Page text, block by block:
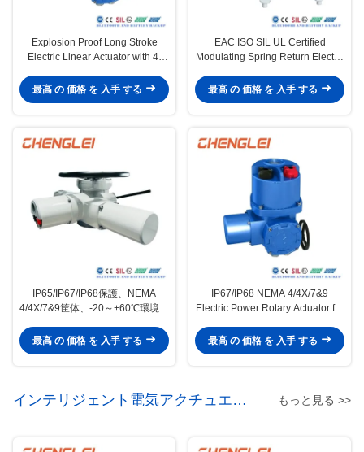
Explosion Proof Long Stroke
Electric Linear Actuator with 4-
Valve Control
最高 の 価格 を 入手 する
EAC ISO SIL UL Certified
Modulating Spring Return Electric
Actuator
最高 の 価格 を 入手 する
IP65/IP67/IP68保護、NEMA
4/4X/7&9筐体、-20～+60℃環境対
最高 の 価格 を 入手 する
IP67/IP68 NEMA 4/4X/7&9
Electric Power Rotary Actuator for
最高 の 価格 を 入手 する
インテリジェント電気アクチュエー
ター
もっと見る >>